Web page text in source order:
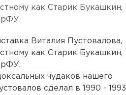
как Старик Букашкин,
Виталия Пустовалова,
как Старик Букашкин,
чудаков нашего
сделал в 1990 - 1993